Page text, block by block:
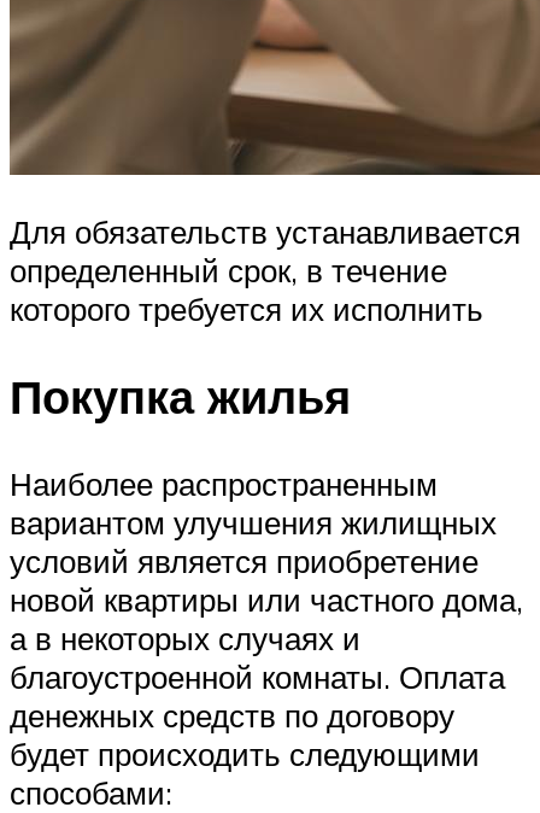
Для обязательств устанавливается
определенный срок, в течение
которого требуется их исполнить
Покупка жилья
Наиболее распространенным
вариантом улучшения жилищных
условий является приобретение
новой квартиры или частного дома,
а в некоторых случаях и
благоустроенной комнаты. Оплата
денежных средств по договору
будет происходить следующими
способами: